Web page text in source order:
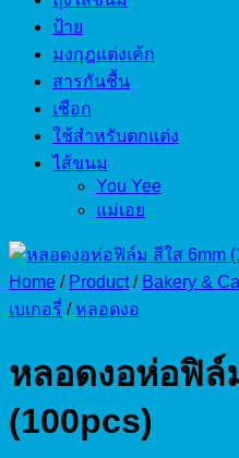
ป้าย
มงกุฎแต่งเค้ก
สารกันชื้น
เชือก
ใช้สำหรับตกแต่ง
ไส้ขนม
You Yee
แม่เอย
Home / Product / Bakery &
เบเกอรี่ / หลอดงอ
หลอดงอห่อฟิล์
(100pcs)